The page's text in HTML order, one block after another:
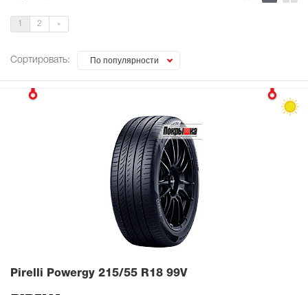
1 2 »
Сортировать: По популярности
Pirelli Powergy 215/55 R18 99V